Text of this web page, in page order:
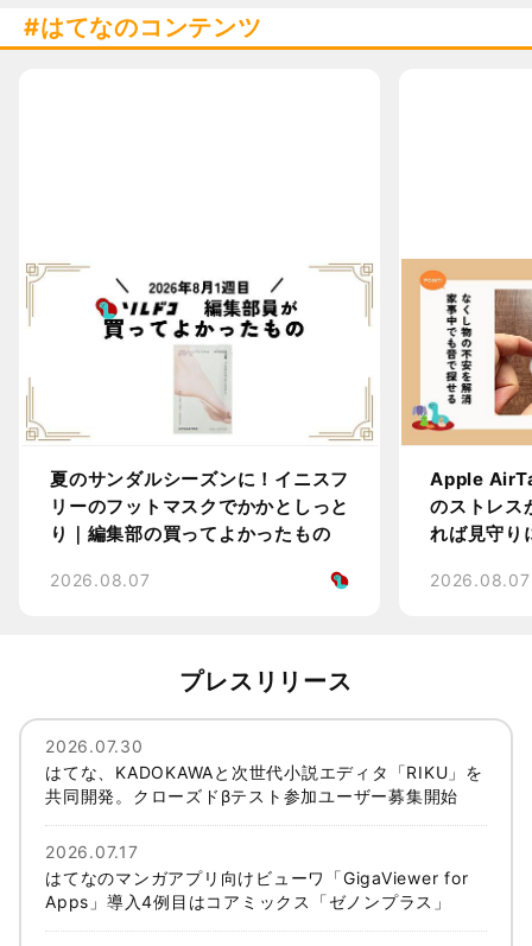
はてなのコンテンツ
夏のサンダルシーズンに！イニスフ
リーのフットマスクでかかとしっと
り｜編集部の買ってよかったもの
2026.08.07
Apple
のストレス
れば見守り
2026.08.07
プレスリリース
2026.07.30
はてな、KADOKAWAと次世代小説エディタ「RIKU」を
共同開発。クローズドβテスト参加ユーザー募集開始
2026.07.17
はてなのマンガアプリ向けビューワ「GigaViewer for
Apps」導入4例目はコアミックス「ゼノンプラス」